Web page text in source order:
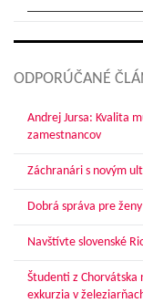
ODPORÚČANÉ
Andrej Jursa: Kvalita
zamestnancov
Záchranári s novým
Dobrá správa pre
Navštívte slovenské
Študenti z Chorvátska
exkurzia v